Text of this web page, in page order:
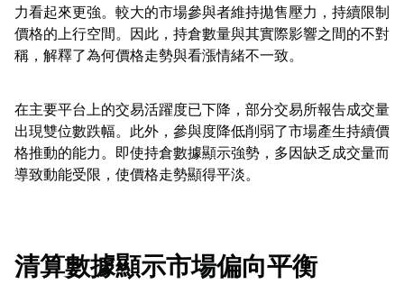
力看起來更強。較大的市場參與者維持拋售壓力，持續限制
價格的上行空間。因此，持倉數量與其實際影響之間的不對
稱，解釋了為何價格走勢與看漲情緒不一致。
在主要平台上的交易活躍度已下降，部分交易所報告成交量
出現雙位數跌幅。此外，參與度降低削弱了市場產生持續價
格推動的能力。即使持倉數據顯示強勢，多因缺乏成交量而
導致動能受限，使價格走勢顯得平淡。
清算數據顯示市場偏向平衡